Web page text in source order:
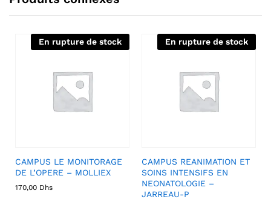
En rupture de stock
CAMPUS LE MONITORAGE
DE L’OPERE – MOLLIEX
170,00 Dhs
En rupture de stock
CAMPUS REANIMATION ET
SOINS INTENSIFS EN
NEONATOLOGIE –
JARREAU-P